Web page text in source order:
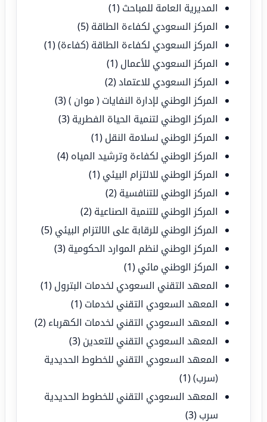
المديرية العامة للمباحث (1)
المركز السعودي لكفاءة الطاقة (5)
المركز السعودي لكفاءة الطاقة (كفاءة)(1)
المركز السعودي للأعمال (1)
المركز السعودي للاعتماد(2)
المركز الوطني لإدارة النفايات ( موان )(3)
المركز الوطني لتنمية الحياة الفطرية (3)
المركز الوطني لسلامة النقل (1)
المركز الوطني لكفاءة وترشيد المياه (4)
المركز الوطني للالتزام البيئي (1)
المركز الوطني للتنافسية (2)
المركز الوطني للتنمية الصناعية (2)
المركز الوطني للرقابة على الالتزام البيئي (5)
المركز الوطني لنظم الموارد الحكومية (3)
المركز الوطني مائي (1)
المعهد التقني السعودي لخدمات البترول (1)
المعهد السعودي التقني لخدمات (1)
المعهد السعودي التقني لخدمات الكهرباء (2)
المعهد السعودي التقني للتعدين (3)
المعهد السعودي التقني للخطوط الحديدية
(سرب)(1)
المعهد السعودي التقني للخطوط الحديدية
سرب (3)